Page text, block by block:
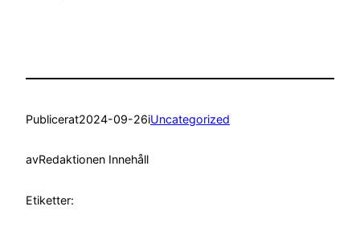
Publicerat2024-09-26iUncategorized
avRedaktionen Innehåll
Etiketter: